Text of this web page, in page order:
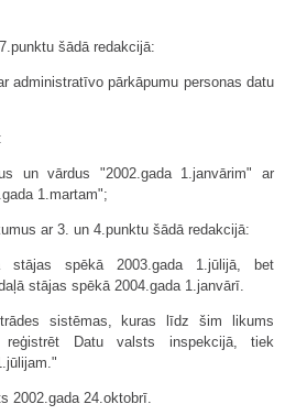
šādā redakcijā:
administratīvo pārkāpumu personas datu
un vārdus "2002.gada 1.janvārim" ar
1.martam";
ar 3. un 4.punktu šādā redakcijā:
stājas spēkā 2003.gada 1.jūlijā, bet
stājas spēkā 2004.gada 1.janvārī.
sistēmas, kuras līdz šim likums
reģistrēt Datu valsts inspekcijā, tiek
2002.gada 24.oktobrī.